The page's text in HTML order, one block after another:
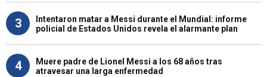
3
Intentaron matar a Messi durante el Mundial: informe
policial de Estados Unidos revela el alarmante plan
4
Muere padre de Lionel Messi a los 68 años tras
atravesar una larga enfermedad